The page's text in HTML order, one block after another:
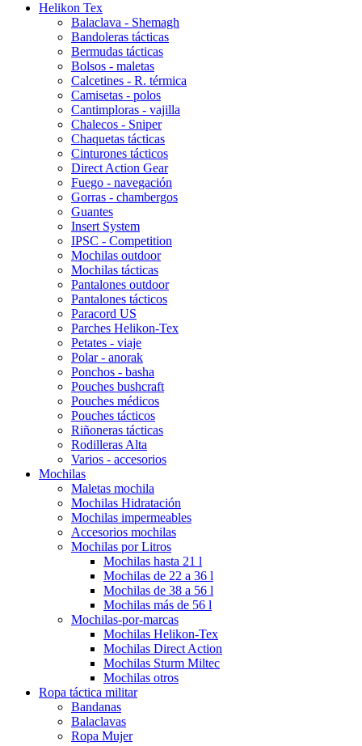
Helikon Tex
Balaclava - Shemagh
Bandoleras tácticas
Bermudas tácticas
Bolsos - maletas
Calcetines - R. térmica
Camisetas - polos
Cantimploras - vajilla
Chalecos - Sniper
Chaquetas tácticas
Cinturones tácticos
Direct Action Gear
Fuego - navegación
Gorras - chambergos
Guantes
Insert System
IPSC - Competition
Mochilas outdoor
Mochilas tácticas
Pantalones outdoor
Pantalones tácticos
Paracord US
Parches Helikon-Tex
Petates - viaje
Polar - anorak
Ponchos - basha
Pouches bushcraft
Pouches médicos
Pouches tácticos
Riñoneras tácticas
Rodilleras Alta
Varios - accesorios
Mochilas
Maletas mochila
Mochilas Hidratación
Mochilas impermeables
Accesorios mochilas
Mochilas por Litros
Mochilas hasta 21 l
Mochilas de 22 a 36 l
Mochilas de 38 a 56 l
Mochilas más de 56 l
Mochilas-por-marcas
Mochilas Helikon-Tex
Mochilas Direct Action
Mochilas Sturm Miltec
Mochilas otros
Ropa táctica militar
Bandanas
Balaclavas
Ropa Mujer